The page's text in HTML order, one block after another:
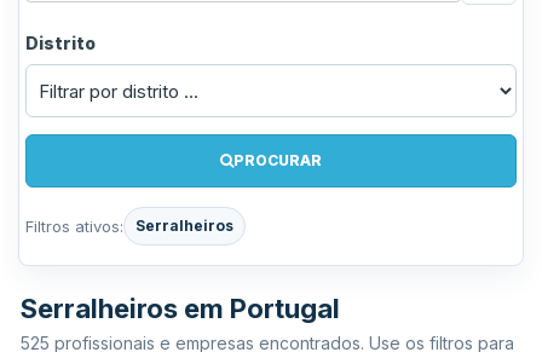
Distrito
PROCURAR
Filtros ativos: Serralheiros
Serralheiros em Portugal
525 profissionais e empresas encontrados. Use os filtros para